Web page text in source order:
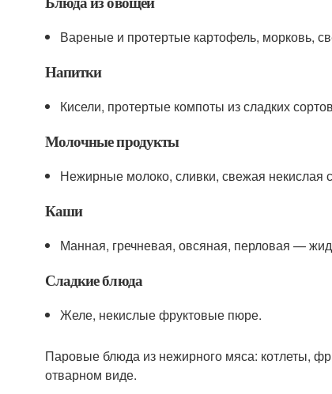
Вареные и протертые картофель, морковь,
Напитки
Кисели, протертые компоты из сладких
Молочные продукты
Нежирные молоко, сливки, свежая некислая
Каши
Манная, гречневая, овсяная, перловая —
Сладкие блюда
Желе, некислые фруктовые пюре.
Паровые блюда из нежирного мяса: котлеты,
отварном виде.